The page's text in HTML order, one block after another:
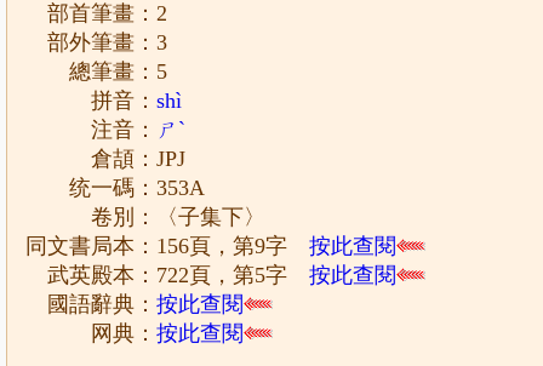
部首筆畫：2
部外筆畫：3
總筆畫：5
拼音：shì
注音： ㄕˋ
倉頡：JPJ
统一碼：353A
卷別：〈子集下〉
同文書局本：156頁，第9字按此查閱
武英殿本：722頁，第5字按此查閱
國語辭典：按此查閱
网典：按此查閱